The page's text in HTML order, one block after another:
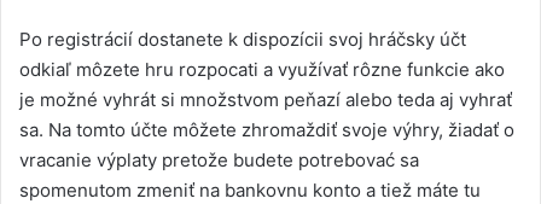
Po registrácií dostanete k dispozícii svoj hráčsky účt
odkiaľ môzete hru rozpocati a využívať rôzne funkcie ako
je možné vyhrát si množstvom peňazí alebo teda aj vyhrať
sa. Na tomto účte môžete zhromaždiť svoje výhry, žiadať o
vracanie výplaty pretože budete potrebovać sa
spomenutom zmeniť na bankovnu konto a tiež máte tu